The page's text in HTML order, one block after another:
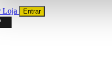
Loja Entrar